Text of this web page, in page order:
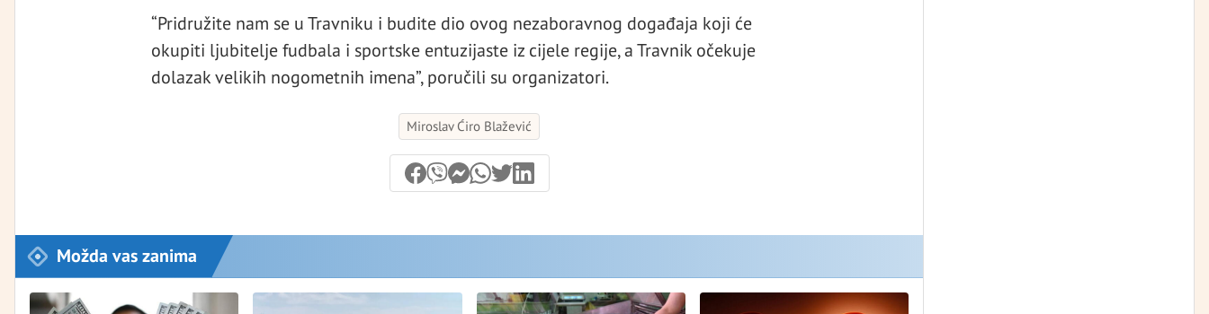
“Pridružite nam se u Travniku i budite dio ovog nezaboravnog događaja koji će
okupiti ljubitelje fudbala i sportske entuzijaste iz cijele regije, a Travnik očekuje
dolazak velikih nogometnih imena”, poručili su organizatori.
Miroslav Ćiro Blažević
Možda vas zanima